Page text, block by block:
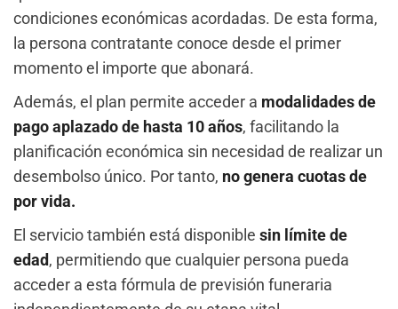
condiciones económicas acordadas. De esta forma,
la persona contratante conoce desde el primer
momento el importe que abonará.
Además, el plan permite acceder a modalidades de
pago aplazado de hasta 10 años, facilitando la
planificación económica sin necesidad de realizar un
desembolso único. Por tanto, no genera cuotas de
por vida.
El servicio también está disponible sin límite de
edad, permitiendo que cualquier persona pueda
acceder a esta fórmula de previsión funeraria